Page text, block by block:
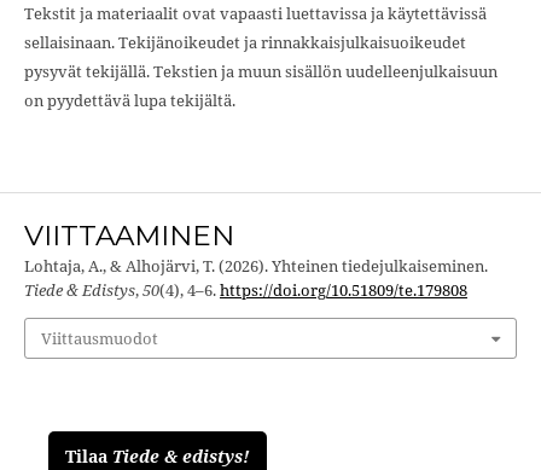
Tekstit ja materiaalit ovat vapaasti luettavissa ja käytettävissä
sellaisinaan. Tekijänoikeudet ja rinnakkaisjulkaisuoikeudet
pysyvät tekijällä. Tekstien ja muun sisällön uudelleenjulkaisuun
on pyydettävä lupa tekijältä.
VIITTAAMINEN
Lohtaja, A., & Alhojärvi, T. (2026). Yhteinen tiedejulkaiseminen.
Tiede & Edistys,50(4), 4–6.https://doi.org/10.51809/te.179808
Viittausmuodot
Tilaa Tiede & edistys!